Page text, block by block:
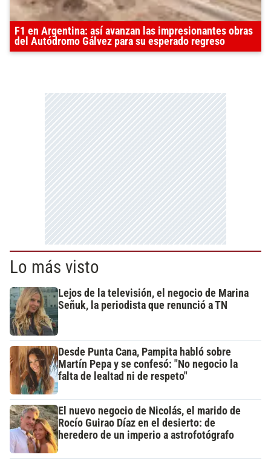
F1 en Argentina: así avanzan las impresionantes obras
del Autódromo Gálvez para su esperado regreso
Lo más visto
Lejos de la televisión, el negocio de Marina
Señuk, la periodista que renunció a TN
Desde Punta Cana, Pampita habló sobre
Martín Pepa y se confesó: "No negocio la
falta de lealtad ni de respeto"
El nuevo negocio de Nicolás, el marido de
Rocío Guirao Díaz en el desierto: de
heredero de un imperio a astrofotógrafo